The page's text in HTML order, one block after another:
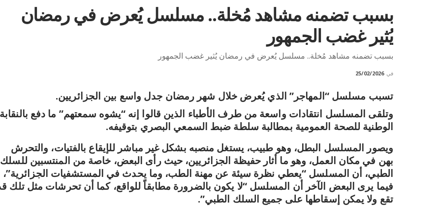
بسبب تضمنه مشاهد مُخلة.. مسلسل يُعرض في رمضان
يُثير غضب الجمهور
بسبب تضمنه مشاهد مُخلة.. مسلسل يُعرض في رمضان يُثير غضب الجمهور
في 25/02/2026
تسبب مسلسل “المهاجر” الذي يُعرض خلال شهر رمضان جدل واسع بين الجزائريين.
وتلقى المسلسل انتقادات واسعة من طرف الأطباء الذين قالوا إنه “يشوه سمعتهم” ما دفع بالنقابة
الوطنية للصحة العمومية بمطالبة سلطة ضبط السمعي البصري بتوقيفه.
ويصور المسلسل البطل، وهو طبيب، يستغل منصبه بشكل غير مباشر للإيقاع بالفتيات، والتحرش
بهن في مكان العمل، وهو ما أثار حفيظة الجزائريين، حيث رأى البعض، خاصة من المنتسبين للسلك
الطبي، أن المسلسل “يعطي نظرة سيئة عن مهنة الطب، وما يحدث في المستشفيات الجزائرية”،
فيما يرى البعض الآخر أن المسلسل “لا يكون بالضرورة مطابقاً للواقع، كما أن تحرشات مثل تلك
تقع ولا يمكن إسقاطها على جميع السلك الطبي”.